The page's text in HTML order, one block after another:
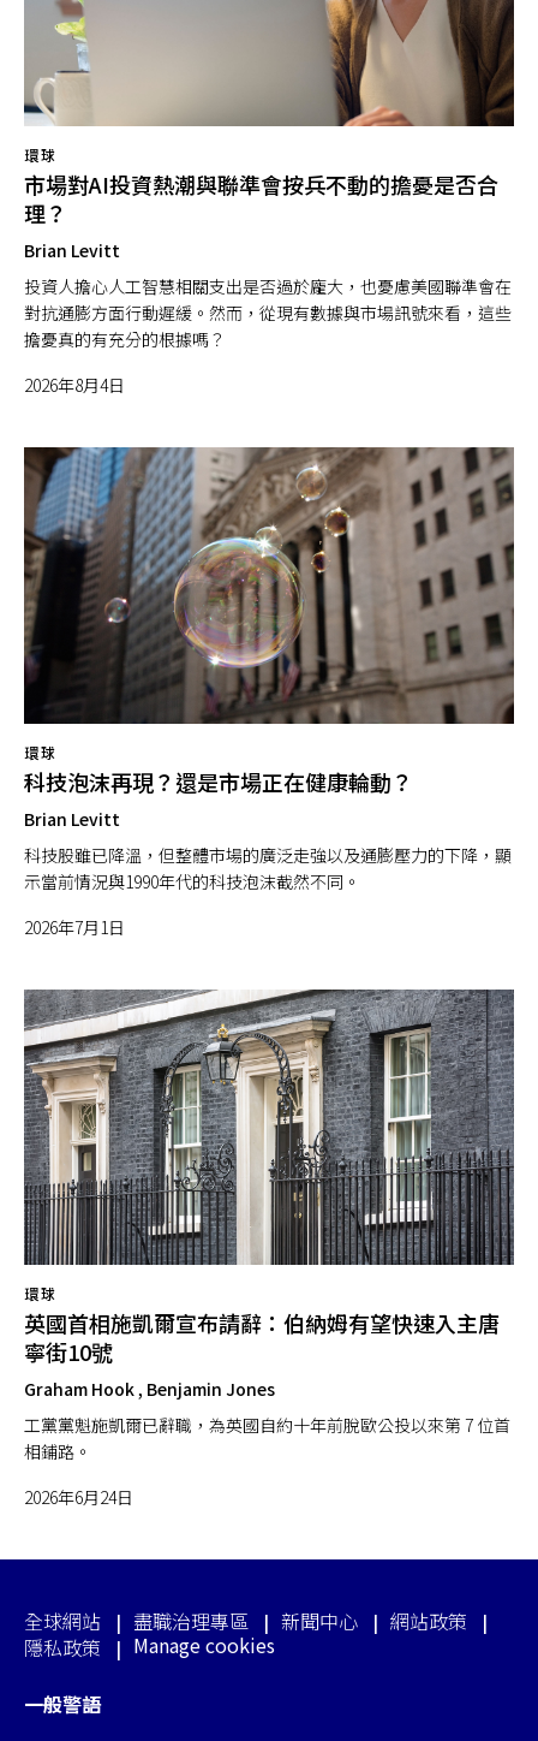
環球
市場對AI投資熱潮與聯準會按兵不動的擔憂是否合
理？
Brian Levitt
投資人擔心人工智慧相關支出是否過於龐大，也憂慮美國聯準會在
對抗通膨方面行動遲緩。然而，從現有數據與市場訊號來看，這些
擔憂真的有充分的根據嗎？
2026年8月4日
環球
科技泡沫再現？還是市場正在健康輪動？
Brian Levitt
科技股雖已降溫，但整體市場的廣泛走強以及通膨壓力的下降，顯
示當前情況與1990年代的科技泡沫截然不同。
2026年7月1日
環球
英國首相施凱爾宣布請辭：伯納姆有望快速入主唐
寧街10號
Graham Hook , Benjamin Jones
工黨黨魁施凱爾已辭職，為英國自約十年前脫歐公投以來第 7 位首
相鋪路。
2026年6月24日
全球網站 盡職治理專區 新聞中心
網站政策
隱私政策
Manage cookies
一般警語